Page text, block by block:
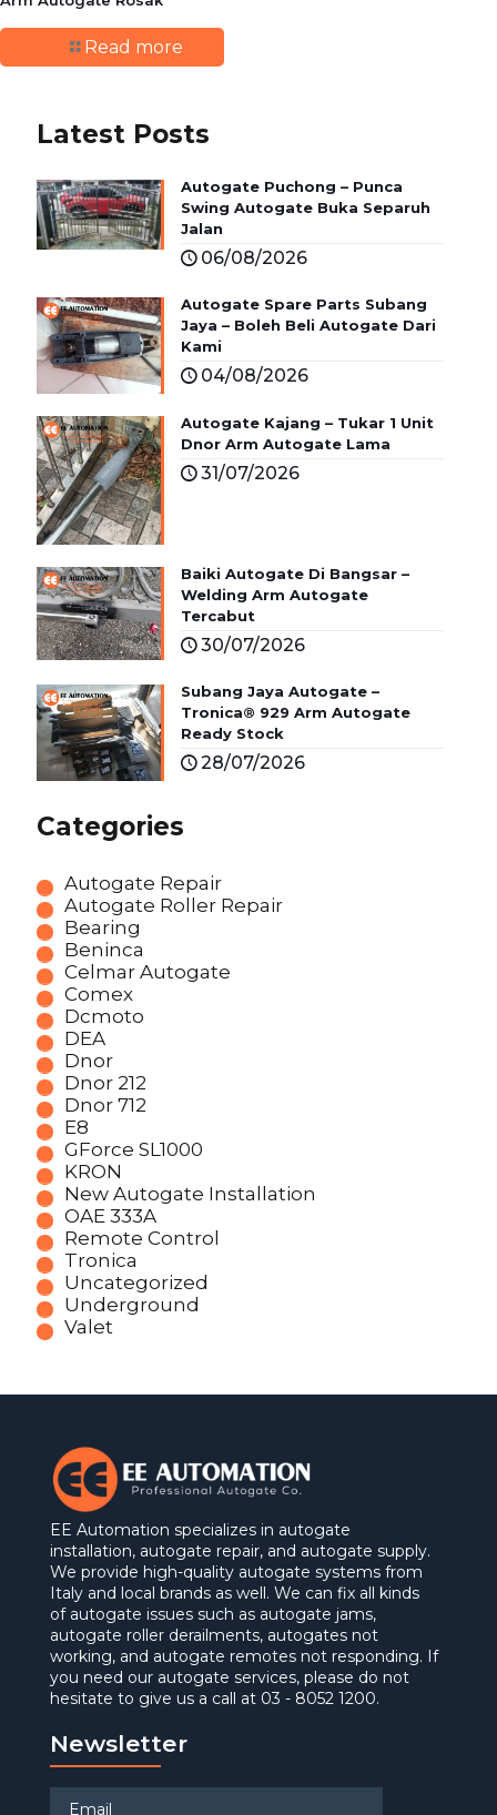
Read more
Latest Posts
Autogate Puchong – Punca
Swing Autogate Buka Separuh
Jalan
06/08/2026
Autogate Spare Parts Subang
Jaya – Boleh Beli Autogate Dari
Kami
04/08/2026
Autogate Kajang – Tukar 1 Unit
Dnor Arm Autogate Lama
31/07/2026
Baiki Autogate Di Bangsar –
Welding Arm Autogate
Tercabut
30/07/2026
Subang Jaya Autogate –
Tronica® 929 Arm Autogate
Ready Stock
28/07/2026
Categories
Autogate Repair
Autogate Roller Repair
Bearing
Beninca
Celmar Autogate
Comex
Dcmoto
DEA
Dnor
Dnor 212
Dnor 712
E8
GForce SL1000
KRON
New Autogate Installation
OAE 333A
Remote Control
Tronica
Uncategorized
Underground
Valet
EE Automation specializes in autogate
installation, autogate repair, and autogate supply.
We provide high-quality autogate systems from
Italy and local brands as well. We can fix all kinds
of autogate issues such as autogate jams,
autogate roller derailments, autogates not
working, and autogate remotes not responding. If
you need our autogate services, please do not
hesitate to give us a call at 03 - 8052 1200.
Newsletter